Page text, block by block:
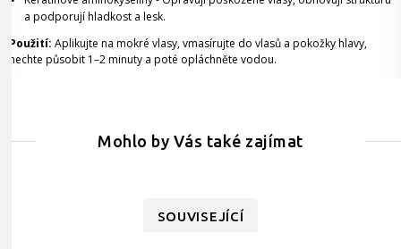
a podporují hladkost a lesk.
Použití: Aplikujte na mokré vlasy, vmasírujte do vlasů a pokožky hlavy,
nechte působit 1–2 minuty a poté opláchněte vodou.
Mohlo by Vás také zajímat
SOUVISEJÍCÍ